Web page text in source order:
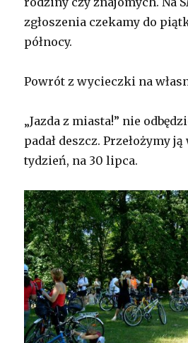
zgłoszenia czekamy do
północy.
Powrót z wycieczki na
„Jazda z miasta!” nie
padał deszcz. Przełożymy
tydzień, na 30 lipca.